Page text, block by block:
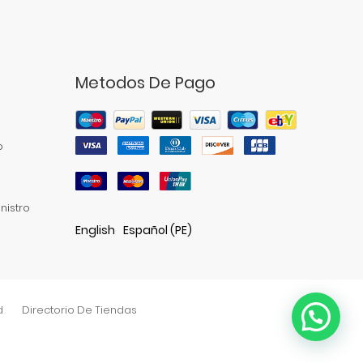
Metodos De Pago
English Español (PE)
Directorio De Tiendas